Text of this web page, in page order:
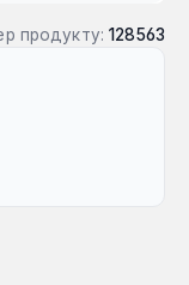
продукту: 128563